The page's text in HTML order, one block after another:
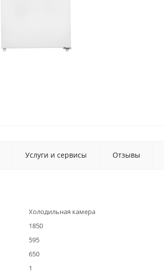
Услуги и сервисы Отзывы
Холодильная камера
1850
595
650
1